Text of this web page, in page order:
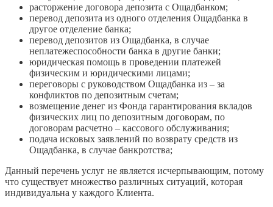
расторжение договора депозита с Ощадбанком;
перевод депозита из одного отделения Ощадбанка в
другое отделение банка;
перевод депозитов из Ощадбанка, в случае
неплатежеспособности банка в другие банки;
юридическая помощь в проведении платежей
физическим и юридическими лицами;
переговоры с руководством Ощадбанка из – за
конфликтов по депозитным счетам;
возмещение денег из Фонда гарантирования вкладов
физических лиц по депозитным договорам, по
договорам расчетно – кассового обслуживания;
подача исковых заявлений по возврату средств из
Ощадбанка, в случае банкротства;
Данный перечень услуг не является исчерпывающим, потому
что существует множество различных ситуаций, которая
индивидуальна у каждого Клиента.